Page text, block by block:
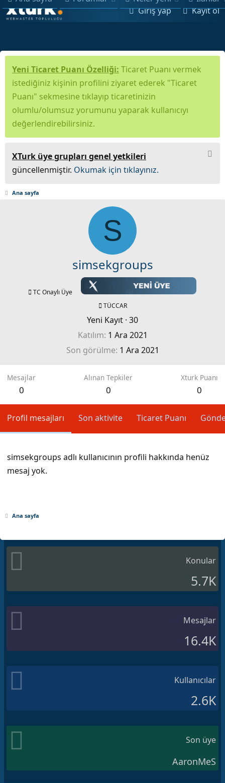
Giriş yap Kayıt ol
Yeni Ticaret Puanı Özelliği: Ticaret Puanı vermek
istediğiniz kişinin profilini ziyaret ederek "Ticaret
Puanı" sekmesine tıklayıp ticaretinizin
olumlu/olumsuz yorumunu yaparak kullanıcıyı
değerlendirebilirsiniz.
XTurk üye grupları genel yetkileri
güncellenmiştir. Okumak için tıklayınız.
Ana sayfa
S
simsekgroups
TC Onaylı Üye
TÜCCAR
Yeni Kayıt · 30
Katılım 1 Ara 2021
Son görülme 1 Ara 2021
Mesajlar
0
Alınan Tepkiler
0
Xturk Puanı
0
Profil mesajları Son aktivite Ticaret Puanı
simsekgroups adlı kullanıcının profili hakkında henüz
mesaj yok.
Ana sayfa
Konular
5.7K
Mesajlar
16.4K
Kullanıcılar
2.6K
Son üye
AaronMeS